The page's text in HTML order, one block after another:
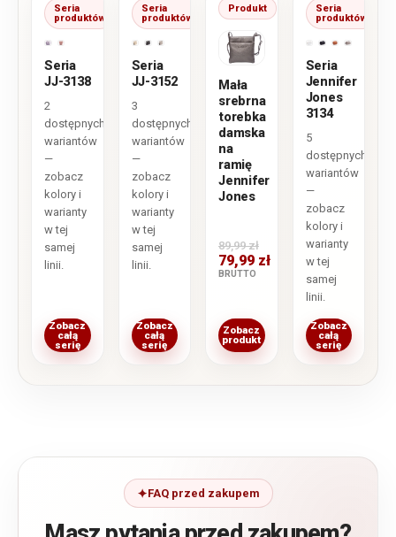
Seria
produktów
Seria
JJ-3138
2
dostępnych
wariantów
—
zobacz
kolory i
warianty
w tej
samej
linii.
Zobacz
całą
serię
Seria
produktów
Seria
JJ-3152
3
dostępnych
wariantów
—
zobacz
kolory i
warianty
w tej
samej
linii.
Zobacz
całą
serię
Produkt
Mała
srebrna
torebka
damska
na
ramię
Jennifer
Jones
89,99zł
79,99 zł
BRUTTO
Zobacz
produkt
Seria
produktów
Seria
Jennifer
Jones
3134
5
dostępnych
wariantów
—
zobacz
kolory i
warianty
w tej
samej
linii.
Zobacz
całą
serię
FAQ przed zakupem